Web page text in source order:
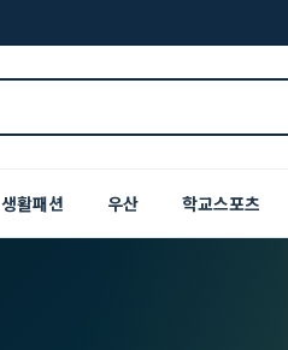
생활패션 우산 학교스포츠